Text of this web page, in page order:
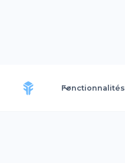
Fonctionnalités